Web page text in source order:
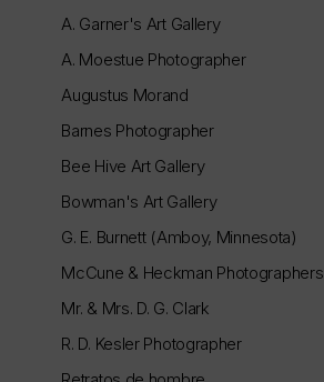
A. Garner's Art Gallery
A. Moestue Photographer
Augustus Morand
Barnes Photographer
Bee Hive Art Gallery
Bowman's Art Gallery
G. E. Burnett (Amboy, Minnesota)
McCune & Heckman Photographers
Mr. & Mrs. D. G. Clark
R. D. Kesler Photographer